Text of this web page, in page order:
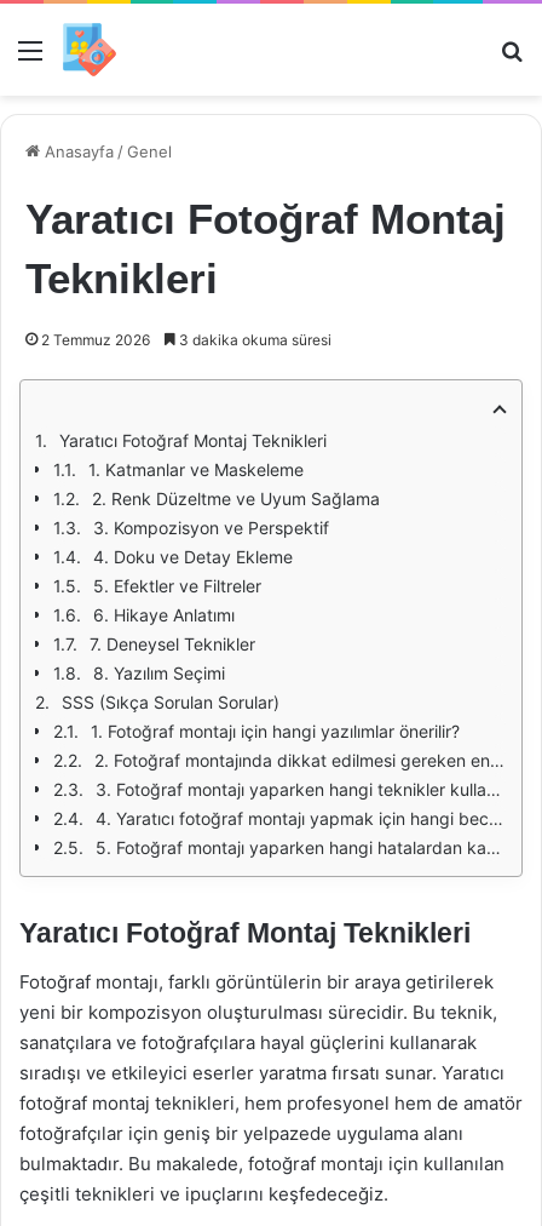
Menü
Anasayfa /Genel
Yaratıcı Fotoğraf Montaj
Teknikleri
2 Temmuz 2026 3 dakika okuma süresi
Yaratıcı Fotoğraf Montaj Teknikleri
1. Katmanlar ve Maskeleme
2. Renk Düzeltme ve Uyum Sağlama
3. Kompozisyon ve Perspektif
4. Doku ve Detay Ekleme
5. Efektler ve Filtreler
6. Hikaye Anlatımı
7. Deneysel Teknikler
8. Yazılım Seçimi
SSS (Sıkça Sorulan Sorular)
1. Fotoğraf montajı için hangi yazılımlar önerilir?
2. Fotoğraf montajında dikkat edilmesi gereken en önemli unsurlar nelerdir?
3. Fotoğraf montajı yaparken hangi teknikler kullanılabilir?
4. Yaratıcı fotoğraf montajı yapmak için hangi becerilere sahip olmak gerekir?
5. Fotoğraf montajı yaparken hangi hatalardan kaçınılmalıdır?
Yaratıcı Fotoğraf Montaj Teknikleri
Fotoğraf montajı, farklı görüntülerin bir araya getirilerek
yeni bir kompozisyon oluşturulması sürecidir. Bu teknik,
sanatçılara ve fotoğrafçılara hayal güçlerini kullanarak
sıradışı ve etkileyici eserler yaratma fırsatı sunar. Yaratıcı
fotoğraf montaj teknikleri, hem profesyonel hem de amatör
fotoğrafçılar için geniş bir yelpazede uygulama alanı
bulmaktadır. Bu makalede, fotoğraf montajı için kullanılan
çeşitli teknikleri ve ipuçlarını keşfedeceğiz.